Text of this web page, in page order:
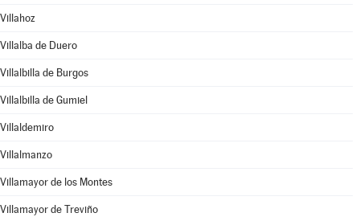
Villahoz
Villalba de Duero
Villalbilla de Burgos
Villalbilla de Gumiel
Villaldemiro
Villalmanzo
Villamayor de los Montes
Villamayor de Treviño